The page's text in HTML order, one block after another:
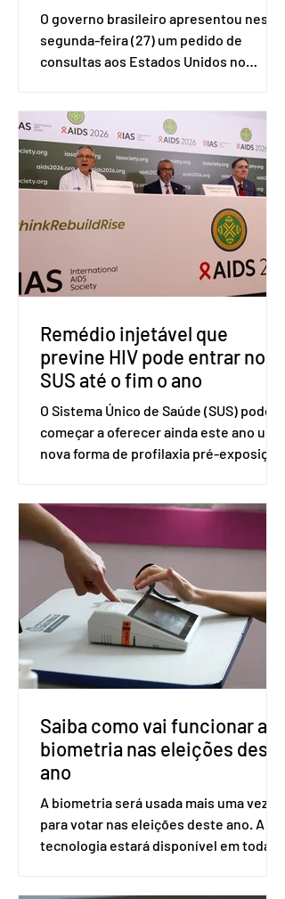
O governo brasileiro apresentou nesta
segunda-feira (27) um pedido de
consultas aos Estados Unidos no
(OMC), contestando duas medidas
tarifárias adotadas pelo país norte-
americano com base na Seção 301 da
Lei de Comércio de 1974. Segundo nota
divulgada pelo Ministério das Relações
Exteriores, o Brasil considera que as
incompatíveis com as obrigações
assumidas pelos Estados Unid
Remédio injetável que
previne HIV pode entrar no
SUS até o fim o ano
O Sistema Único de Saúde (SUS) pode
começar a oferecer ainda este ano uma
nova forma de profilaxia pré-exposição
medicamento carbotegravir, que
impede a replicação do vírus de forma
prolongada e pode ser tomado a cada
dois meses. O pedido de inclusão vai
ser encaminhado pelo Ministério da
Saúde à Comissão Nacional de
Incorporação de Novas Tecnologias no
SUS (Conitec) na semana que vem. A
Conitec é um colegiado
Saiba como vai funcionar a
biometria nas eleições deste
ano
A biometria será usada mais uma vez
para votar nas eleições deste ano. A
tecnologia estará disponível em todas